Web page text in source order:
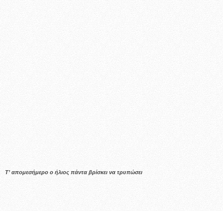
Τ’ απομεσήμερο ο ήλιος πάντα βρίσκει να τρυπώσει